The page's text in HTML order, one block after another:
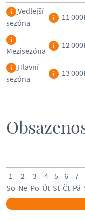
Vedlejší
sezóna
11
Mezisezóna
12
Hlavní
sezóna
13
1
So
2
Ne
3
Po
4
Út
5
St
6
Čt
7
Pá